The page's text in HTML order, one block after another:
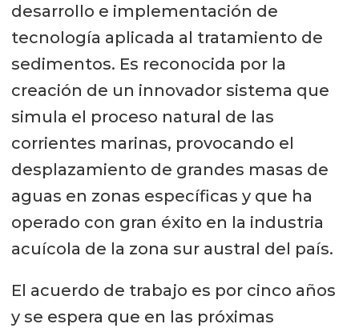
desarrollo e implementación de
tecnología aplicada al tratamiento de
sedimentos. Es reconocida por la
creación de un innovador sistema que
simula el proceso natural de las
corrientes marinas, provocando el
desplazamiento de grandes masas de
aguas en zonas específicas y que ha
operado con gran éxito en la industria
acuícola de la zona sur austral del país.
El acuerdo de trabajo es por cinco años
y se espera que en las próximas